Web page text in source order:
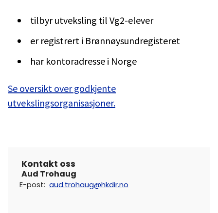
tilbyr utveksling til Vg2-elever
er registrert i Brønnøysundregisteret
har kontoradresse i Norge
Se oversikt over godkjente
utvekslingsorganisasjoner.
Kontakt oss
Aud Trohaug
E-post: aud.trohaug@hkdir.no